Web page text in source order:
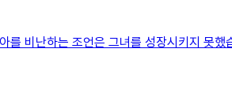
를 비난하는 조언은 그녀를 성장시키지 못